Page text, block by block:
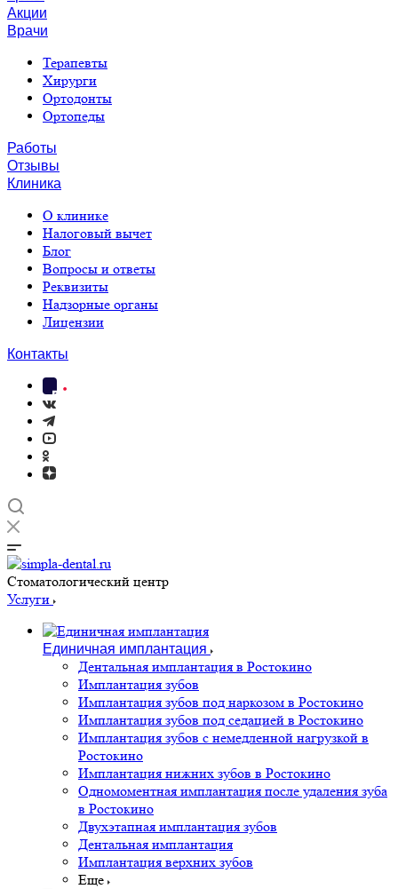
Акции
Врачи
Терапевты
Хирурги
Ортодонты
Ортопеды
Работы
Отзывы
Клиника
О клинике
Налоговый вычет
Блог
Вопросы и ответы
Реквизиты
Надзорные органы
Лицензии
Контакты
Cтоматологический центр
Услуги
Единичная имплантация
Дентальная имплантация в Ростокино
Имплантация зубов
Имплантация зубов под наркозом в Ростокино
Имплантация зубов под седацией в Ростокино
Имплантация зубов с немедленной нагрузкой в
Ростокино
Имплантация нижних зубов в Ростокино
Одномоментная имплантация после удаления зуба
в Ростокино
Двухэтапная имплантация зубов
Дентальная имплантация
Имплантация верхних зубов
Еще